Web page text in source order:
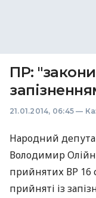
ПР: "закони
21.01.2014, 06:45 —
Народний депутат
Володимир
прийнятих ВР 16
прийняті із